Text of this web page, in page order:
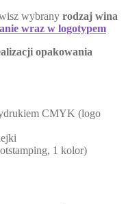
wybrany rodzaj wina
wraz w logotypem
opakowania
CMYK (logo
1 kolor)